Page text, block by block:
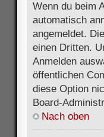
Wenn du beim
automatisch
angemeldet.
einen Dritten.
Anmelden
öffentlichen
diese Option
Board-
Nach oben